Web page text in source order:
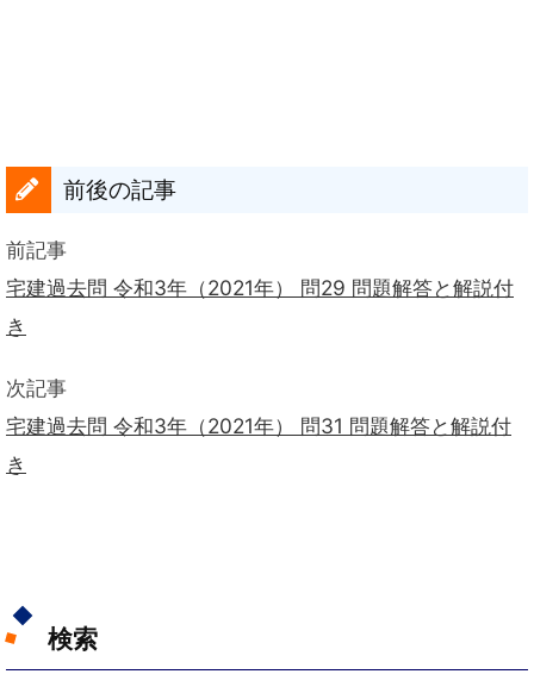
前後の記事
前記事
宅建過去問 令和3年（2021年） 問29 問題解答と解説付
き
次記事
宅建過去問 令和3年（2021年） 問31 問題解答と解説付
き
検索